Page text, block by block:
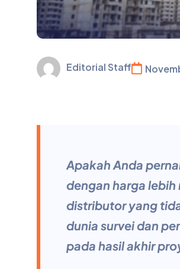
Editorial Staff
Apakah Anda
dengan harga
distributor yang
dunia survei dan
pada hasil akhir